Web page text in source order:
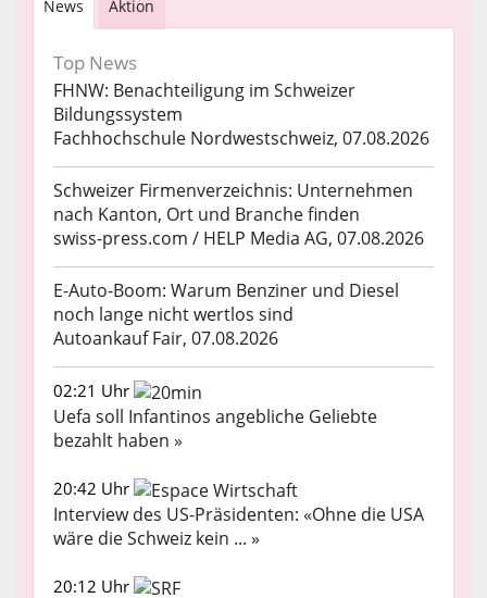
News Aktion
Top News
FHNW: Benachteiligung im Schweizer
Bildungssystem
Fachhochschule Nordwestschweiz, 07.08.2026
Schweizer Firmenverzeichnis: Unternehmen
nach Kanton, Ort und Branche finden
swiss-press.com / HELP Media AG, 07.08.2026
E-Auto-Boom: Warum Benziner und Diesel
noch lange nicht wertlos sind
Autoankauf Fair, 07.08.2026
02:21 Uhr
Uefa soll Infantinos angebliche Geliebte
bezahlt haben »
20:42 Uhr
Interview des US-Präsidenten: «Ohne die USA
wäre die Schweiz kein ... »
20:12 Uhr